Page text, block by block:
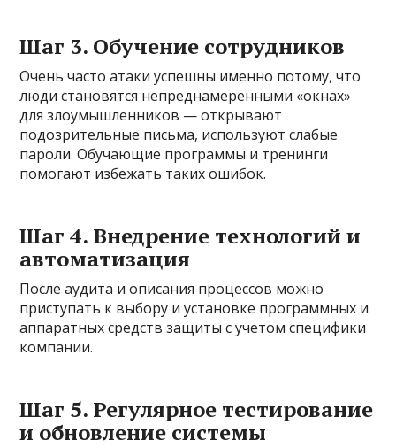
Шаг 3. Обучение сотрудников
Очень часто атаки успешны именно потому, что
люди становятся непреднамеренными «окнах»
для злоумышленников — открывают
подозрительные письма, используют слабые
пароли. Обучающие программы и тренинги
помогают избежать таких ошибок.
Шаг 4. Внедрение технологий и
автоматизация
После аудита и описания процессов можно
приступать к выбору и установке программных и
аппаратных средств защиты с учетом специфики
компании.
Шаг 5. Регулярное тестирование
и обновление системы